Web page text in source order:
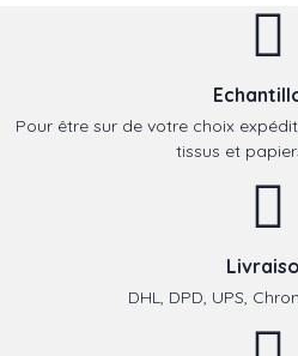
Pour être sur de votre choix
tissus et
DHL, DPD, UPS,